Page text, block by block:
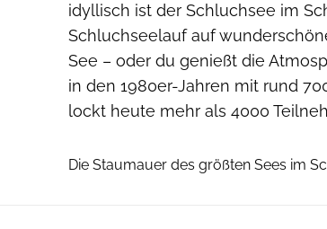
idyllisch ist der Schluchsee im
Schluchseelauf auf
See – oder du genießt die
in den 1980er-Jahren mit rund
lockt heute mehr als 4000
Die Staumauer des größten Sees im